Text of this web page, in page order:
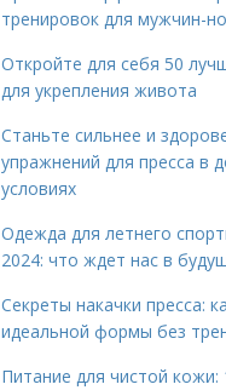
тренировок для мужчин-
Откройте для себя 50
для укрепления живота
Станьте сильнее и
упражнений для пресса в
условиях
Одежда для летнего
2024: что ждет нас в
Секреты накачки пресса:
идеальной формы без
Питание для чистой кожи: